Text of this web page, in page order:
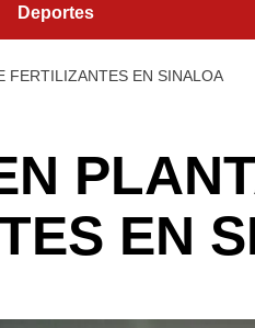
Deportes
FERTILIZANTES EN SINALOA
EN